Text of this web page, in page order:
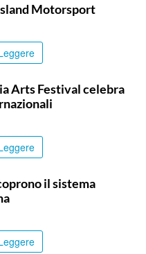
Motorsport
Arts Festival celebra
il sistema